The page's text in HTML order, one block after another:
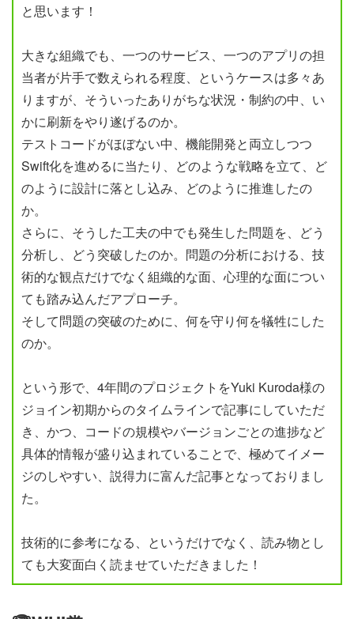
と思います！
大きな組織でも、一つのサービス、一つのアプリの担
当者が片手で数えられる程度、というケースは多々あ
りますが、そういったありがちな状況・制約の中、い
かに刷新をやり遂げるのか。
テストコードがほぼない中、機能開発と両立しつつ
Swift化を進めるに当たり、どのような戦略を立て、ど
のように設計に落とし込み、どのように推進したの
か。
さらに、そうした工夫の中でも発生した問題を、どう
分析し、どう突破したのか。問題の分析における、技
術的な観点だけでなく組織的な面、心理的な面につい
ても踏み込んだアプローチ。
そして問題の突破のために、何を守り何を犠牲にした
のか。
という形で、4年間のプロジェクトをYuki Kuroda様の
ジョイン初期からのタイムラインで記事にしていただ
き、かつ、コードの規模やバージョンごとの進捗など
具体的情報が盛り込まれていることで、極めてイメー
ジのしやすい、説得力に富んだ記事となっておりまし
た。
技術的に参考になる、というだけでなく、読み物とし
ても大変面白く読ませていただきました！